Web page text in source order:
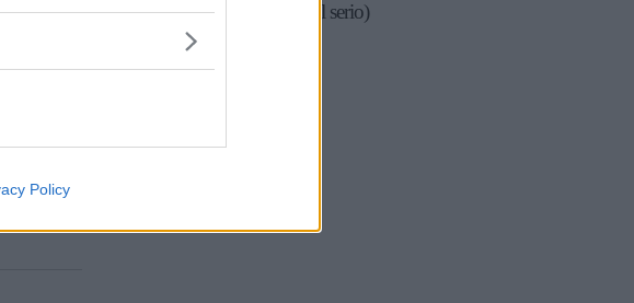
Policy
fanno sul serio)